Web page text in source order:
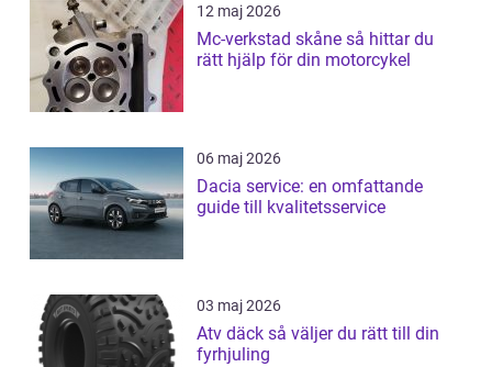
12 maj 2026
Mc-verkstad skåne så hittar du
rätt hjälp för din motorcykel
06 maj 2026
Dacia service: en omfattande
guide till kvalitetsservice
03 maj 2026
Atv däck så väljer du rätt till din
fyrhjuling